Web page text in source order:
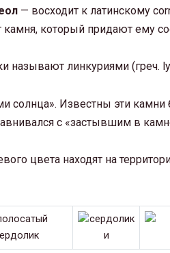
— восходит к латинскому
камня, который придают ему
линкуриями (греч.
солнца». Известны эти
с «застывшим в
цвета находят на